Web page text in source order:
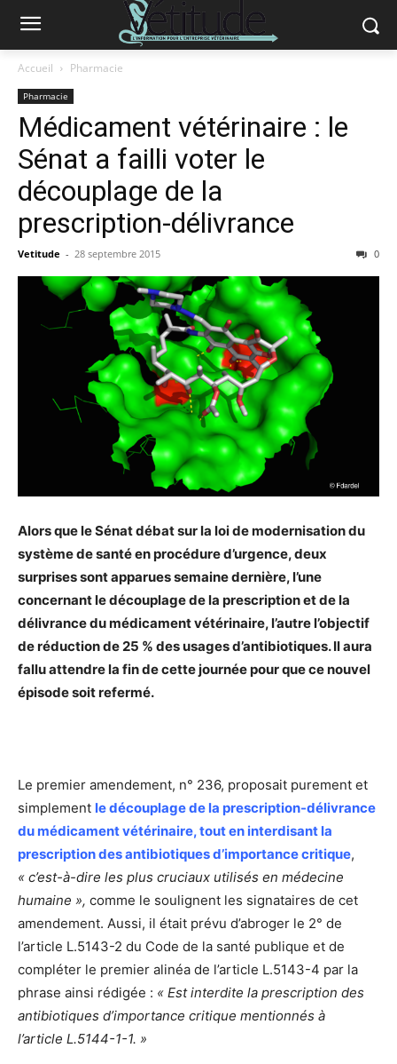
Accueil Pharmacie
Pharmacie
Médicament vétérinaire : le
Sénat a failli voter le
découplage de la
prescription-délivrance
Vetitude - 28 septembre 2015 0
Alors que le Sénat débat sur la loi de modernisation du
système de santé en procédure d’urgence, deux
surprises sont apparues semaine dernière, l’une
concernant le découplage de la prescription et de la
délivrance du médicament vétérinaire, l’autre l’objectif
de réduction de 25 % des usages d’antibiotiques. Il aura
fallu attendre la fin de cette journée pour que ce nouvel
épisode soit refermé.
Le premier amendement, n° 236, proposait purement et
simplement le découplage de la prescription-délivrance
du médicament vétérinaire, tout en interdisant la
prescription des antibiotiques d’importance critique,
« c’est-à-dire les plus cruciaux utilisés en médecine
humaine », comme le soulignent les signataires de cet
amendement. Aussi, il était prévu d’abroger le 2° de
l’article L.5143-2 du Code de la santé publique et de
compléter le premier alinéa de l’article L.5143-4 par la
phrase ainsi rédigée : « Est interdite la prescription des
antibiotiques d’importance critique mentionnés à
l’article L.5144-1-1. »